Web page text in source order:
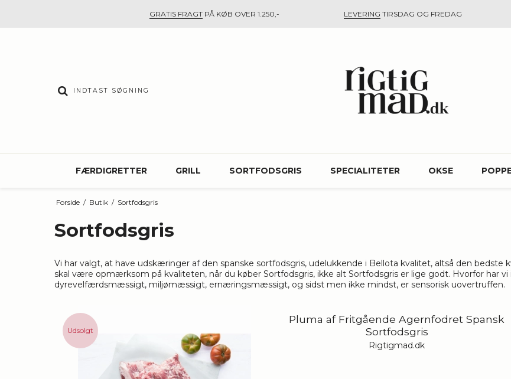
GRATIS FRAGTPÅ KØB OVER 1.250,- LEVERING TIRSDAG OG FREDAG
FÆRDIGRETTER GRILL SORTFODSGRIS SPECIALITETER OKSE
Forside / Butik / Sortfodsgris
Sortfodsgris
Vi har valgt, at have udskæringer af den spanske sortfodsgris, udelukkende i Bellota kvalitet, altså den bedste
skal være opmærksom på kvaliteten, når du køber Sortfodsgris, ikke alt Sortfodsgris er lige godt. Hvorfor har vi
dyrevelfærdsmæssigt, miljømæssigt, ernæringsmæssigt, og sidst men ikke mindst, er sensorisk uovertruffen.
Udsolgt
Pluma af Fritgående Agernfodret Spansk
Sortfodsgris
Rigtigmad.dk